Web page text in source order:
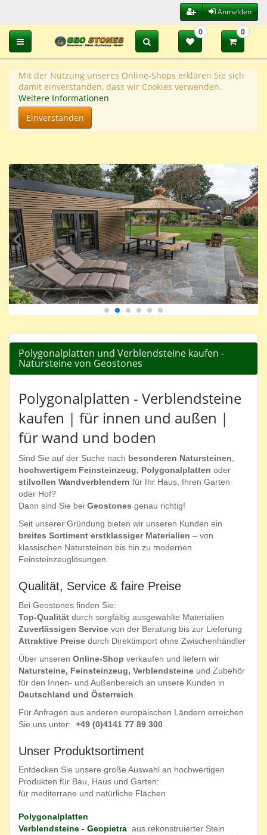
Anmelden
Toggle navigation
0 0
Mit der Nutzung unseres Online-Shops erklären Sie sich
damit einverstanden, dass wir Cookies verwenden.
Weitere Informationen
Einverstanden
Polygonalplatten und Verblendsteine kaufen -
Natursteine von Geostones
Polygonalplatten - Verblendsteine
kaufen | für innen und außen |
für wand und boden
Sind Sie auf der Suche nach besonderen Natursteinen
hochwertigem Feinsteinzeug, Polygonalplatten oder
stilvollen Wandverblendern für Ihr Haus, Ihren Garten
oder Hof?
Dann sind Sie bei Geostones genau richtig!
Seit unserer Gründung bieten wir unseren Kunden ein
breites Sortiment erstklassiger Materialien – von
klassischen Natursteinen bis hin zu modernen
Feinsteinzeuglösungen.
Qualität, Service & faire Preise
Bei Geostones finden Sie:
Top-Qualität durch sorgfältig ausgewählte Materialien
Zuverlässigen Service von der Beratung bis zur Lieferung
Attraktive Preise durch Direktimport ohne Zwischenhändler
Über unseren Online-Shop verkaufen und liefern wir
Natursteine, Feinsteinzeug, Verblendsteine und Zubehör
für den Innen- und Außenbereich an unsere Kunden in
Deutschland und Österreich
Für Anfragen aus anderen europäischen Ländern erreichen
Sie uns unter: +49 (0)4141 77 89 300
Unser Produktsortiment
Entdecken Sie unsere große Auswahl an hochwertigen
Produkten für Bau, Haus und Garten:
für mediterrane und natürliche Flächen
Polygonalplatten
Verblendsteine - Geopietra aus rekonstruierter Stein